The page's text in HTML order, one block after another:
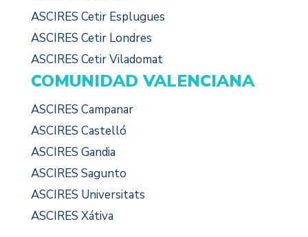
ASCIRES Cetir Esplugues
ASCIRES Cetir Londres
ASCIRES Cetir Viladomat
COMUNIDAD VALENCIANA
ASCIRES Campanar
ASCIRES Castelló
ASCIRES Gandia
ASCIRES Sagunto
ASCIRES Universitats
ASCIRES Xátiva